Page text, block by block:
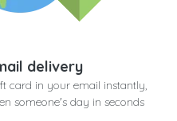
delivery
card in your email instantly,
someone's day in seconds